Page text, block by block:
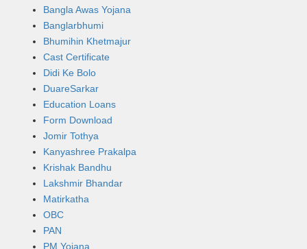
Bangla Awas Yojana
Banglarbhumi
Bhumihin Khetmajur
Cast Certificate
Didi Ke Bolo
DuareSarkar
Education Loans
Form Download
Jomir Tothya
Kanyashree Prakalpa
Krishak Bandhu
Lakshmir Bhandar
Matirkatha
OBC
PAN
PM Yojana